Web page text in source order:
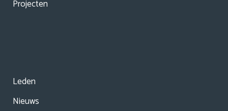
Projecten
Leden
Nieuws